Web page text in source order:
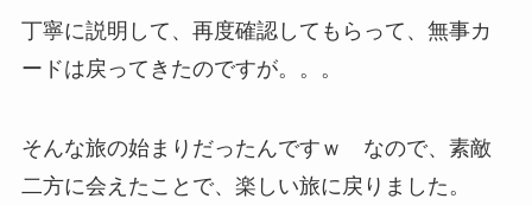
丁寧に説明して、再度確認してもらって、無事カ
ードは戻ってきたのですが。。。
そんな旅の始まりだったんですｗ なので、素敵
二方に会えたことで、楽しい旅に戻りました。